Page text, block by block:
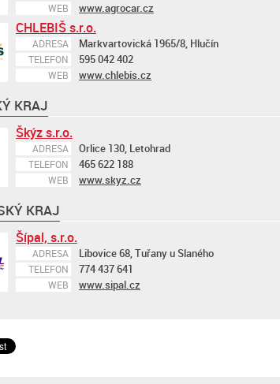
WEB www.agrocar.cz
CHLEBIŠ s.r.o.
ADRESA Markvartovická 1965/8, Hlučín
TELEFON 595 042 402
WEB www.chlebis.cz
KRAJ
Škýz s.r.o.
ADRESA Orlice 130, Letohrad
TELEFON 465 622 188
WEB www.skyz.cz
KRAJ
Šípal, s.r.o.
ADRESA Libovice 68, Tuřany u Slaného
TELEFON 774 437 641
WEB www.sipal.cz